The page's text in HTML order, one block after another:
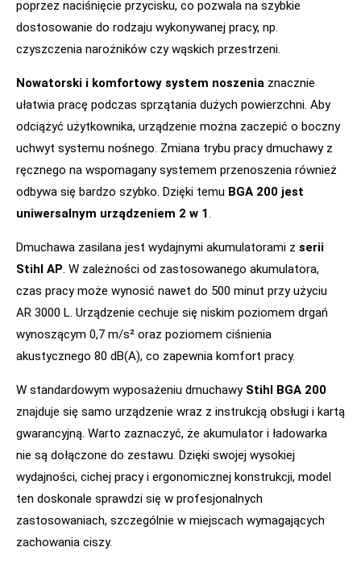
poprzez naciśnięcie przycisku, co pozwala na szybkie
dostosowanie do rodzaju wykonywanej pracy, np.
czyszczenia narożników czy wąskich przestrzeni.
Nowatorski i komfortowy system noszenia znacznie
ułatwia pracę podczas sprzątania dużych powierzchni. Aby
odciążyć użytkownika, urządzenie można zaczepić o boczny
uchwyt systemu nośnego. Zmiana trybu pracy dmuchawy z
ręcznego na wspomagany systemem przenoszenia również
odbywa się bardzo szybko. Dzięki temu BGA 200 jest
uniwersalnym urządzeniem 2 w 1.
Dmuchawa zasilana jest wydajnymi akumulatorami z serii
Stihl AP. W zależności od zastosowanego akumulatora,
czas pracy może wynosić nawet do 500 minut przy użyciu
AR 3000 L. Urządzenie cechuje się niskim poziomem drgań
wynoszącym 0,7 m/s² oraz poziomem ciśnienia
akustycznego 80 dB(A), co zapewnia komfort pracy.
W standardowym wyposażeniu dmuchawy Stihl BGA 200
znajduje się samo urządzenie wraz z instrukcją obsługi i kartą
gwarancyjną. Warto zaznaczyć, że akumulator i ładowarka
nie są dołączone do zestawu. Dzięki swojej wysokiej
wydajności, cichej pracy i ergonomicznej konstrukcji, model
ten doskonale sprawdzi się w profesjonalnych
zastosowaniach, szczególnie w miejscach wymagających
zachowania ciszy.